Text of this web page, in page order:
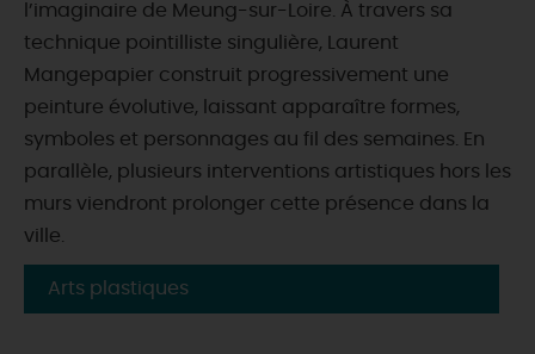
l’imaginaire de Meung-sur-Loire. À travers sa
technique pointilliste singulière, Laurent
Mangepapier construit progressivement une
peinture évolutive, laissant apparaître formes,
symboles et personnages au fil des semaines. En
parallèle, plusieurs interventions artistiques hors les
murs viendront prolonger cette présence dans la
ville.
Arts plastiques